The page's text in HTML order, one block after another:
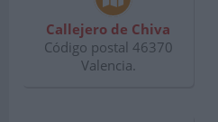
Callejero de Chiva
Código postal 46370
Valencia.